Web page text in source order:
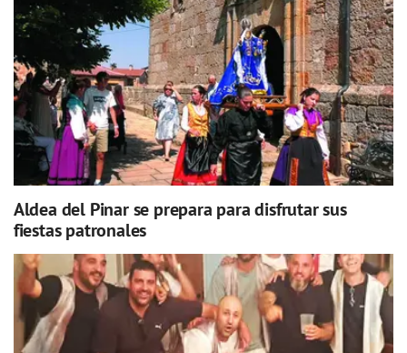
Aldea del Pinar se prepara para disfrutar sus
fiestas patronales